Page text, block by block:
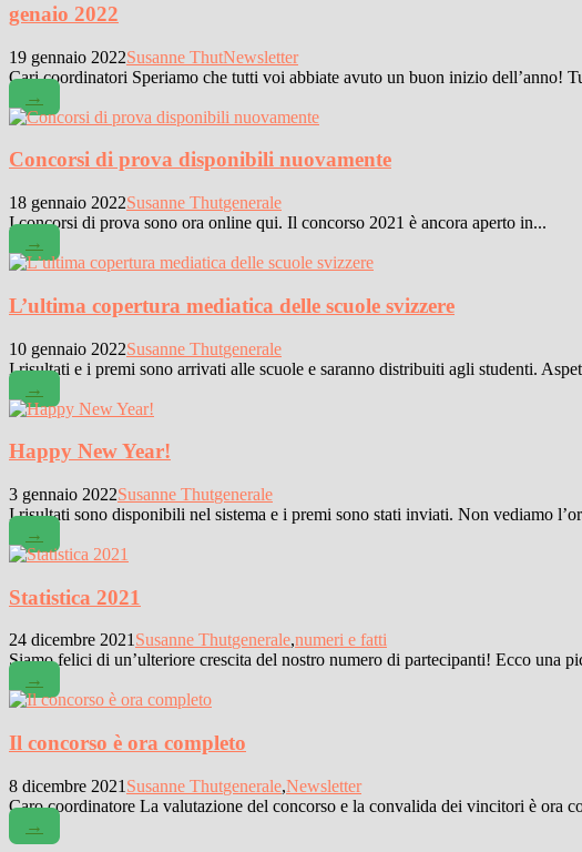
genaio 2022
19 gennaio 2022Susanne ThutNewsletter
Cari coordinatori Speriamo che tutti voi abbiate avuto un buon inizio dell’anno!
→
Concorsi di prova disponibili nuovamente
18 gennaio 2022Susanne Thutgenerale
I concorsi di prova sono ora online qui. Il concorso 2021 è ancora aperto in...
→
L’ultima copertura mediatica delle scuole svizzere
10 gennaio 2022Susanne Thutgenerale
I risultati e i premi sono arrivati alle scuole e saranno distribuiti agli studenti.
→
Happy New Year!
3 gennaio 2022Susanne Thutgenerale
I risultati sono disponibili nel sistema e i premi sono stati inviati. Non vediamo
→
Statistica 2021
24 dicembre 2021 Susanne Thutgenerale,numeri e fatti
Siamo felici di un’ulteriore crescita del nostro numero di partecipanti! Ecco una
→
Il concorso è ora completo
8 dicembre 2021 Susanne Thutgenerale,Newsletter
Caro coordinatore La valutazione del concorso e la convalida dei vincitori è ora
→